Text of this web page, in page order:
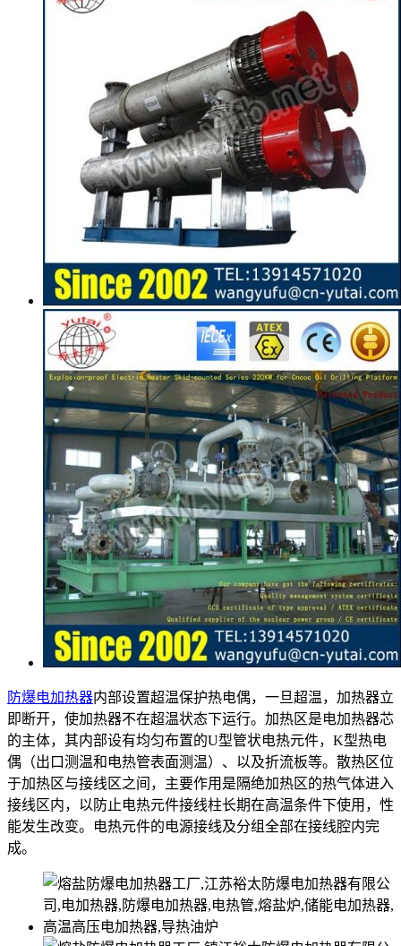
防爆电加热器内部设置超温保护热电偶，一旦超温，加热器立
即断开，使加热器不在超温状态下运行。加热区是电加热器芯
的主体，其内部设有均匀布置的U型管状电热元件，K型热电
偶（出口测温和电热管表面测温）、以及折流板等。散热区位
于加热区与接线区之间，主要作用是隔绝加热区的热气体进入
接线区内，以防止电热元件接线柱长期在高温条件下使用，性
能发生改变。电热元件的电源接线及分组全部在接线腔内完
成。